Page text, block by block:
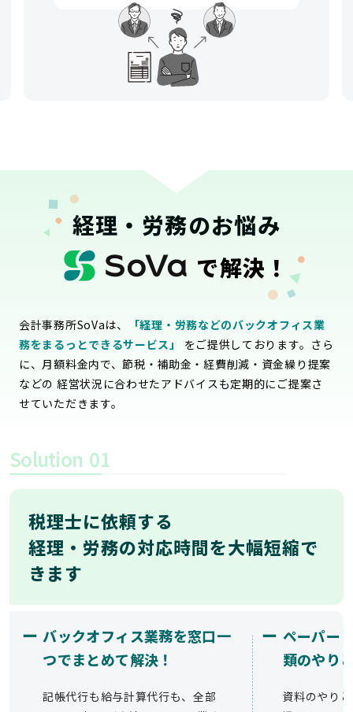
経理・労務のお悩み
で解決！
会計事務所SoVaは、
「経理・労務などのバックオフィス業
務をまるっとできるサービス」
をご提供しております。さら
に、月額料金内で、節税・補助金・経費削減・資金繰り提案
などの 経営状況に合わせたアドバイスも定期的にご提案さ
せていただきます。
Solution 01
税理士に依頼する
経理・労務の対応時間を大幅短縮で
きます
ー バックオフィス業務を窓口一
つでまとめて解決！
記帳代行も給与計算代行も、全部
ー ペーパー
類のやり
資料のやり